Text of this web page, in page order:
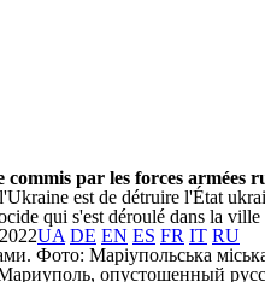
par les forces armées
est de détruire l'État
qui s'est déroulé dans la
UA DE EN ES FR IT RU